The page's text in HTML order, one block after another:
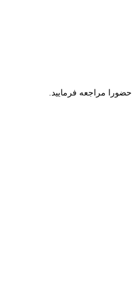
مراجعه فرمایید.